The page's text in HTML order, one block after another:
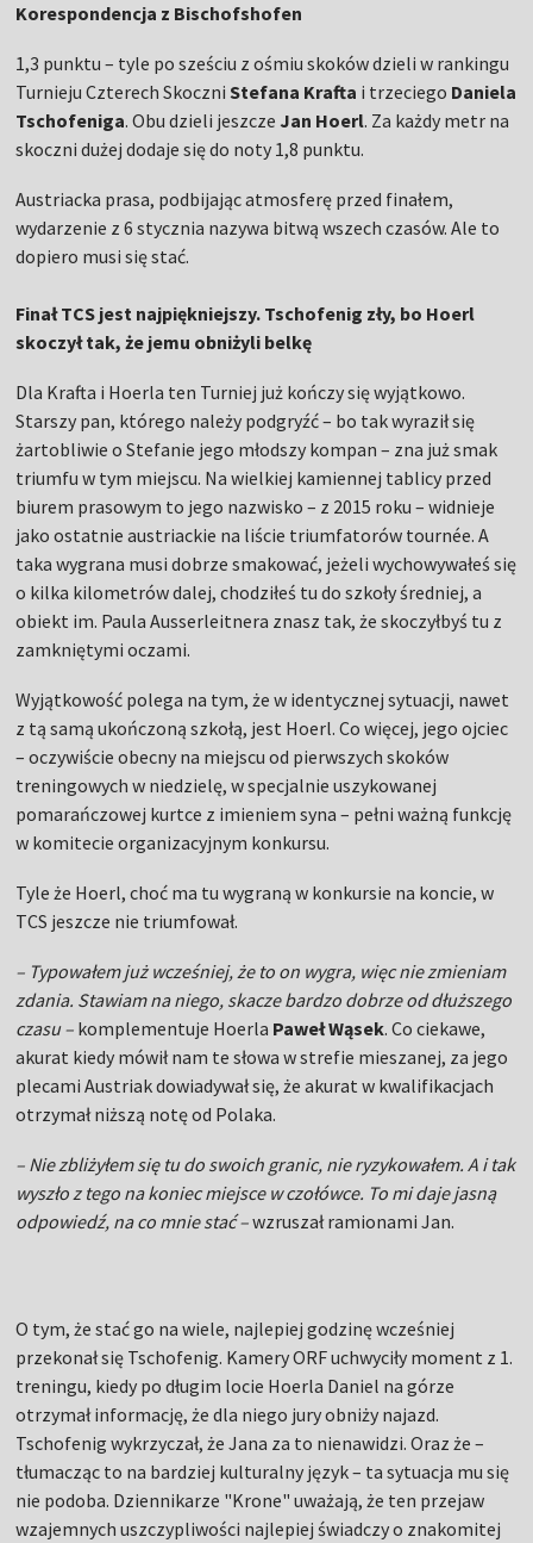
Korespondencja z Bischofshofen
1,3 punktu – tyle po sześciu z ośmiu skoków dzieli w rankingu
Turnieju Czterech SkoczniStefana Krafta i trzeciego Daniela
Tschofeniga. Obu dzieli jeszcze Jan Hoerl. Za każdy metr na
skoczni dużej dodaje się do noty 1,8 punktu.
Austriacka prasa, podbijając atmosferę przed finałem,
wydarzenie z 6 stycznia nazywa bitwą wszech czasów. Ale to
dopiero musi się stać.
Finał TCS jest najpiękniejszy. Tschofenig zły, bo Hoerl
skoczył tak, że jemu obniżyli belkę
Dla Krafta i Hoerla ten Turniej już kończy się wyjątkowo.
Starszy pan, którego należy podgryźć – bo tak wyraził się
żartobliwie o Stefanie jego młodszy kompan – zna już smak
triumfu w tym miejscu. Na wielkiej kamiennej tablicy przed
biurem prasowym to jego nazwisko – z 2015 roku – widnieje
jako ostatnie austriackie na liście triumfatorów tournée. A
taka wygrana musi dobrze smakować, jeżeli wychowywałeś się
o kilka kilometrów dalej, chodziłeś tu do szkoły średniej, a
obiekt im. Paula Ausserleitnera znasz tak, że skoczyłbyś tu z
zamkniętymi oczami.
Wyjątkowość polega na tym, że w identycznej sytuacji, nawet
z tą samą ukończoną szkołą, jest Hoerl. Co więcej, jego ojciec
– oczywiście obecny na miejscu od pierwszych skoków
treningowych w niedzielę, w specjalnie uszykowanej
pomarańczowej kurtce z imieniem syna – pełni ważną funkcję
w komitecie organizacyjnym konkursu.
Tyle że Hoerl, choć ma tu wygraną w konkursie na koncie, w
TCS jeszcze nie triumfował.
– Typowałem już wcześniej, że to on wygra, więc nie zmieniam
zdania. Stawiam na niego, skacze bardzo dobrze od dłuższego
czasu – komplementuje Hoerla Paweł Wąsek. Co ciekawe,
akurat kiedy mówił nam te słowa w strefie mieszanej, za jego
plecami Austriak dowiadywał się, że akurat w kwalifikacjach
otrzymał niższą notę od Polaka.
– Nie zbliżyłem się tu do swoich granic, nie ryzykowałem. A i tak
wyszło z tego na koniec miejsce w czołówce. To mi daje jasną
odpowiedź, na co mnie stać –wzruszał ramionami Jan.
O tym, że stać go na wiele, najlepiej godzinę wcześniej
przekonał się Tschofenig. Kamery ORF uchwyciły moment z 1.
treningu, kiedy po długim locie Hoerla Daniel na górze
otrzymał informację, że dla niego jury obniży najazd.
Tschofenig wykrzyczał, że Jana za to nienawidzi. Oraz że –
tłumacząc to na bardziej kulturalny język – ta sytuacja mu się
nie podoba. Dziennikarze "Krone" uważają, że ten przejaw
wzajemnych uszczypliwości najlepiej świadczy o znakomitej